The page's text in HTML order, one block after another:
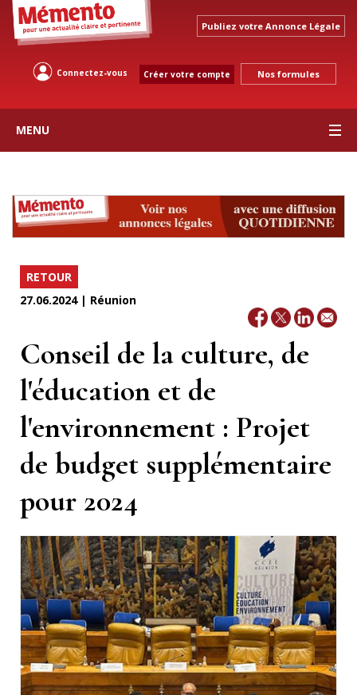
Publiez votre Annonce Légale
Connectez-vous Créer votre compte Nos formules
MENU
RETOUR
27.06.2024 | Réunion
Conseil de la culture, de
l'éducation et de
l'environnement : Projet
de budget supplémentaire
pour 2024